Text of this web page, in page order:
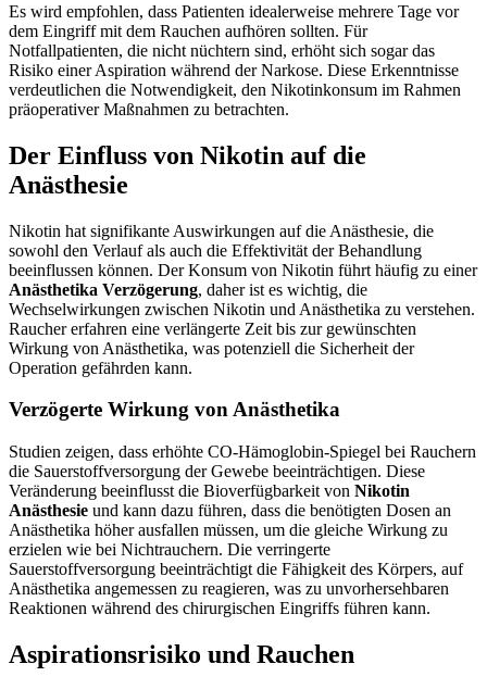
Es wird empfohlen, dass Patienten idealerweise mehrere Tage vor
dem Eingriff mit dem Rauchen aufhören sollten. Für
Notfallpatienten, die nicht nüchtern sind, erhöht sich sogar das
Risiko einer Aspiration während der Narkose. Diese Erkenntnisse
verdeutlichen die Notwendigkeit, den Nikotinkonsum im Rahmen
präoperativer Maßnahmen zu betrachten.
Der Einfluss von Nikotin auf die
Anästhesie
Nikotin hat signifikante Auswirkungen auf die Anästhesie, die
sowohl den Verlauf als auch die Effektivität der Behandlung
beeinflussen können. Der Konsum von Nikotin führt häufig zu einer
Anästhetika Verzögerung, daher ist es wichtig, die
Wechselwirkungen zwischen Nikotin und Anästhetika zu verstehen.
Raucher erfahren eine verlängerte Zeit bis zur gewünschten
Wirkung von Anästhetika, was potenziell die Sicherheit der
Operation gefährden kann.
Verzögerte Wirkung von Anästhetika
Studien zeigen, dass erhöhte CO-Hämoglobin-Spiegel bei Rauchern
die Sauerstoffversorgung der Gewebe beeinträchtigen. Diese
Veränderung beeinflusst die Bioverfügbarkeit von Nikotin
Anästhesie und kann dazu führen, dass die benötigten Dosen an
Anästhetika höher ausfallen müssen, um die gleiche Wirkung zu
erzielen wie bei Nichtrauchern. Die verringerte
Sauerstoffversorgung beeinträchtigt die Fähigkeit des Körpers, auf
Anästhetika angemessen zu reagieren, was zu unvorhersehbaren
Reaktionen während des chirurgischen Eingriffs führen kann.
Aspirationsrisiko und Rauchen